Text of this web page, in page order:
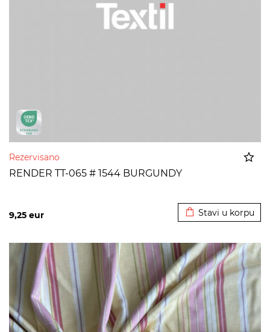
Rezervisano
RENDER TT-065 # 1544 BURGUNDY
9,25 eur Stavi u korpu